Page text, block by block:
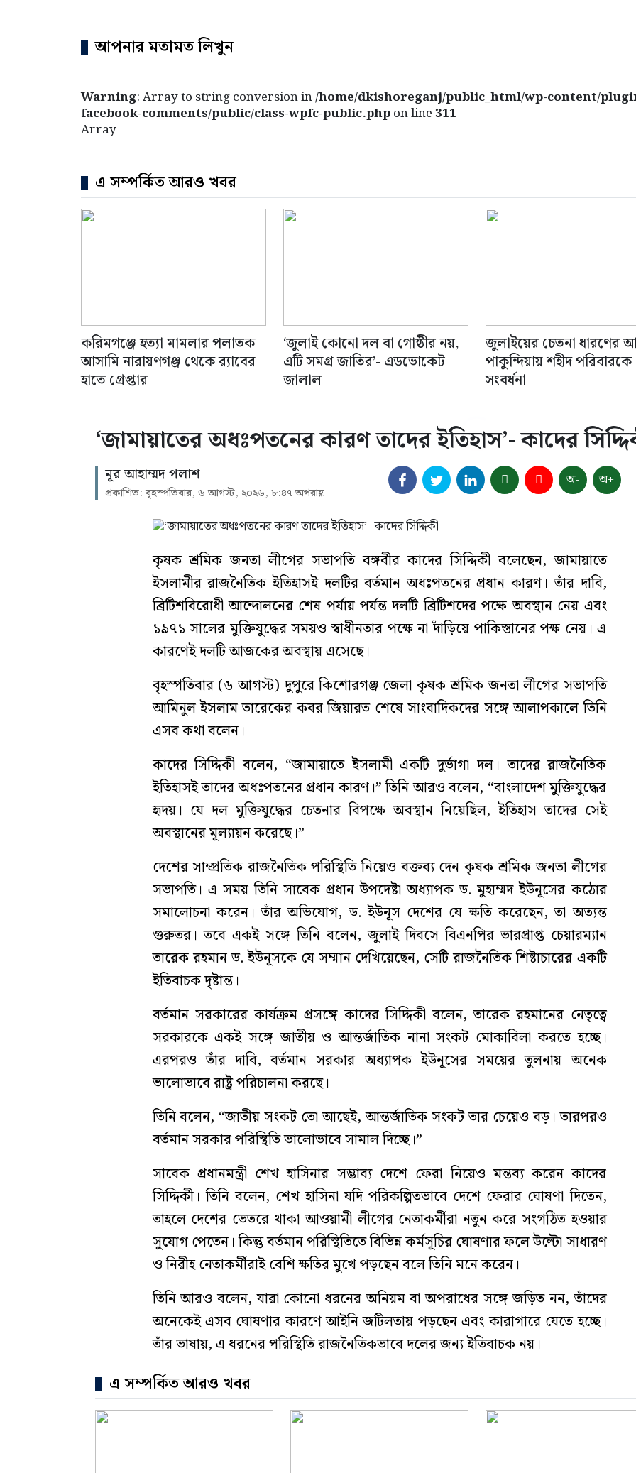
আপনার মতামত লিখুন
Warning: Array to string conversion in/home/dkishoreganj/public_html/wp-content/
facebook-comments/public/class-wpfc-public.phpon line 311
Array
এ সম্পর্কিত আরও খবর
করিমগঞ্জে হত্যা মামলার পলাতক
আসামি নারায়ণগঞ্জ থেকে র‌্যাবের
হাতে গ্রেপ্তার
‘জুলাই কোনো দল বা গোষ্ঠীর নয়,
এটি সমগ্র জাতির’- এডভোকেট
জালাল
জুলাইয়ের চেতনা ধারণের
পাকুন্দিয়ায় শহীদ পরিবারকে
সংবর্ধনা
‘জামায়াতের অধঃপতনের কারণ তাদের ইতিহাস’- কাদের
নূর আহাম্মদ পলাশ
প্রকাশিত: বৃহস্পতিবার, ৬ আগস্ট, ২০২৬, ৮:৪৭ অপরাহ্ণ
অ- অ+
কৃষক শ্রমিক জনতা লীগের সভাপতি বঙ্গবীর কাদের সিদ্দিকী বলেছেন, জামায়াতে
ইসলামীর রাজনৈতিক ইতিহাসই দলটির বর্তমান অধঃপতনের প্রধান কারণ। তাঁর দাবি,
ব্রিটিশবিরোধী আন্দোলনের শেষ পর্যায় পর্যন্ত দলটি ব্রিটিশদের পক্ষে অবস্থান নেয় এবং
১৯৭১ সালের মুক্তিযুদ্ধের সময়ও স্বাধীনতার পক্ষে না দাঁড়িয়ে পাকিস্তানের পক্ষ নেয়। এ
কারণেই দলটি আজকের অবস্থায় এসেছে।
বৃহস্পতিবার (৬ আগস্ট) দুপুরে কিশোরগঞ্জ জেলা কৃষক শ্রমিক জনতা লীগের সভাপতি
আমিনুল ইসলাম তারেকের কবর জিয়ারত শেষে সাংবাদিকদের সঙ্গে আলাপকালে তিনি
এসব কথা বলেন।
কাদের সিদ্দিকী বলেন, “জামায়াতে ইসলামী একটি দুর্ভাগা দল। তাদের রাজনৈতিক
ইতিহাসই তাদের অধঃপতনের প্রধান কারণ।” তিনি আরও বলেন, “বাংলাদেশ মুক্তিযুদ্ধের
হৃদয়। যে দল মুক্তিযুদ্ধের চেতনার বিপক্ষে অবস্থান নিয়েছিল, ইতিহাস তাদের সেই
অবস্থানের মূল্যায়ন করেছে।”
দেশের সাম্প্রতিক রাজনৈতিক পরিস্থিতি নিয়েও বক্তব্য দেন কৃষক শ্রমিক জনতা লীগের
সভাপতি। এ সময় তিনি সাবেক প্রধান উপদেষ্টা অধ্যাপক ড. মুহাম্মদ ইউনূসের কঠোর
সমালোচনা করেন। তাঁর অভিযোগ, ড. ইউনূস দেশের যে ক্ষতি করেছেন, তা অত্যন্ত
গুরুতর। তবে একই সঙ্গে তিনি বলেন, জুলাই দিবসে বিএনপির ভারপ্রাপ্ত চেয়ারম্যান
তারেক রহমান ড. ইউনূসকে যে সম্মান দেখিয়েছেন, সেটি রাজনৈতিক শিষ্টাচারের একটি
ইতিবাচক দৃষ্টান্ত।
বর্তমান সরকারের কার্যক্রম প্রসঙ্গে কাদের সিদ্দিকী বলেন, তারেক রহমানের নেতৃত্বে
সরকারকে একই সঙ্গে জাতীয় ও আন্তর্জাতিক নানা সংকট মোকাবিলা করতে হচ্ছে।
এরপরও তাঁর দাবি, বর্তমান সরকার অধ্যাপক ইউনূসের সময়ের তুলনায় অনেক
ভালোভাবে রাষ্ট্র পরিচালনা করছে।
তিনি বলেন, “জাতীয় সংকট তো আছেই, আন্তর্জাতিক সংকট তার চেয়েও বড়। তারপরও
বর্তমান সরকার পরিস্থিতি ভালোভাবে সামাল দিচ্ছে।”
সাবেক প্রধানমন্ত্রী শেখ হাসিনার সম্ভাব্য দেশে ফেরা নিয়েও মন্তব্য করেন কাদের
সিদ্দিকী। তিনি বলেন, শেখ হাসিনা যদি পরিকল্পিতভাবে দেশে ফেরার ঘোষণা দিতেন,
তাহলে দেশের ভেতরে থাকা আওয়ামী লীগের নেতাকর্মীরা নতুন করে সংগঠিত হওয়ার
সুযোগ পেতেন। কিন্তু বর্তমান পরিস্থিতিতে বিভিন্ন কর্মসূচির ঘোষণার ফলে উল্টো সাধারণ
ও নিরীহ নেতাকর্মীরাই বেশি ক্ষতির মুখে পড়ছেন বলে তিনি মনে করেন।
তিনি আরও বলেন, যারা কোনো ধরনের অনিয়ম বা অপরাধের সঙ্গে জড়িত নন, তাঁদের
অনেকেই এসব ঘোষণার কারণে আইনি জটিলতায় পড়ছেন এবং কারাগারে যেতে হচ্ছে।
তাঁর ভাষায়, এ ধরনের পরিস্থিতি রাজনৈতিকভাবে দলের জন্য ইতিবাচক নয়।
এ সম্পর্কিত আরও খবর